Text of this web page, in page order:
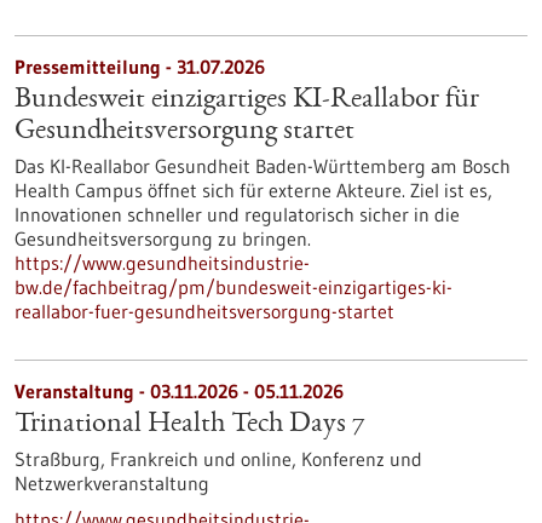
Pressemitteilung - 31.07.2026
Bundesweit einzigartiges KI-Reallabor für
Gesundheits­versorgung startet
Das KI-Reallabor Gesundheit Baden-Württemberg am Bosch
Health Campus öffnet sich für externe Akteure. Ziel ist es,
Innovationen schneller und regulatorisch sicher in die
Gesundheitsversorgung zu bringen.
https://www.gesundheitsindustrie-
bw.de/fachbeitrag/pm/bundesweit-einzigartiges-ki-
reallabor-fuer-gesundheitsversorgung-startet
Veranstaltung - 03.11.2026 - 05.11.2026
Trinational Health Tech Days 7
Straßburg, Frankreich und online, Konferenz und
Netzwerkveranstaltung